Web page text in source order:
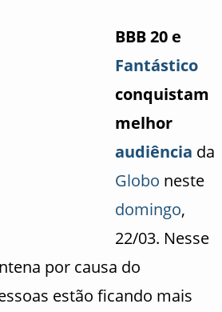
BBB 20 e
Fantástico
conquistam
melhor
audiência da
Globo neste
domingo,
22/03. Nesse
por causa do
estão ficando mais